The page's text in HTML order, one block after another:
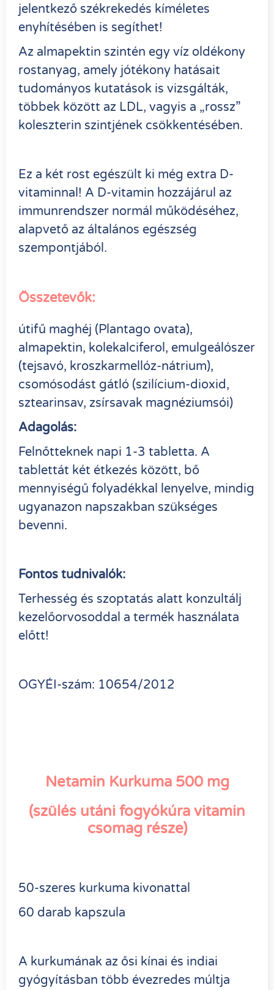
jelentkező székrekedés kíméletes
enyhítésében is segíthet!
Az almapektin szintén egy víz oldékony
rostanyag, amely jótékony hatásait
tudományos kutatások is vizsgálták,
többek között az LDL, vagyis a „rossz”
koleszterin szintjének csökkentésében.
Ez a két rost egészült ki még extra D-
vitaminnal! A D-vitamin hozzájárul az
immunrendszer normál működéséhez,
alapvető az általános egészség
szempontjából.
Összetevők:
útifű maghéj (Plantago ovata),
almapektin, kolekalciferol, emulgeálószer
(tejsavó, kroszkarmellóz-nátrium),
csomósodást gátló (szilícium-dioxid,
sztearinsav, zsírsavak magnéziumsói)
Adagolás:
Felnőtteknek napi 1-3 tabletta. A
tablettát két étkezés között, bő
mennyiségű folyadékkal lenyelve, mindig
ugyanazon napszakban szükséges
bevenni.
Fontos tudnivalók:
Terhesség és szoptatás alatt konzultálj
kezelőorvosoddal a termék használata
előtt!
OGYÉI-szám: 10654/2012
Netamin Kurkuma 500 mg
(szülés utáni fogyókúra vitamin
csomag része)
50-szeres kurkuma kivonattal
60 darab kapszula
A kurkumának az ősi kínai és indiai
gyógyításban több évezredes múltja